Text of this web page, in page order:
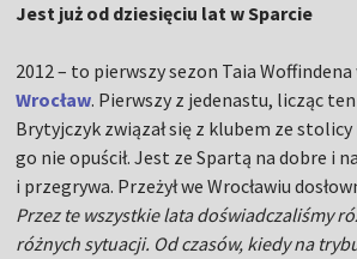
Jest już od dziesięciu lat w Sparcie
2012 – to pierwszy sezon Taia Woffindena
Wrocław. Pierwszy z jedenastu, licząc
Brytyjczyk związał się z klubem ze
go nie opuścił. Jest ze Spartą na dobre i
i przegrywa. Przeżył we Wrocławiu
Przez te wszystkie lata doświadczaliśmy
różnych sytuacji. Od czasów, kiedy na